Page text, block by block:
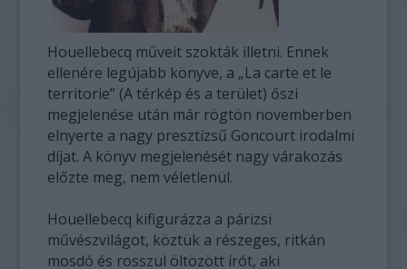
Houellebecq műveit szokták illetni. Ennek
ellenére legújabb könyve, a „La carte et le
territorie” (A térkép és a terület) őszi
megjelenése után már rögtön novemberben
elnyerte a nagy presztízsű Goncourt irodalmi
díjat. A könyv megjelenését nagy várakozás
előzte meg, nem véletlenül.
Houellebecq kifigurázza a párizsi
művészvilágot, köztük a részeges, ritkán
mosdó és rosszul öltözött írót, aki